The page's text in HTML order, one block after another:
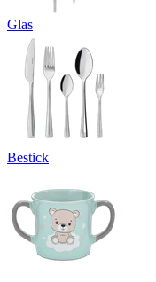
Glas
Bestick